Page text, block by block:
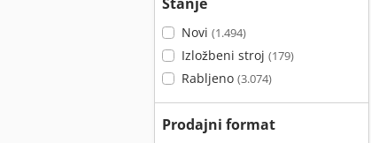
Novi (1.494)
Izložbeni stroj (179)
Rabljeno (3.074)
Prodajni format